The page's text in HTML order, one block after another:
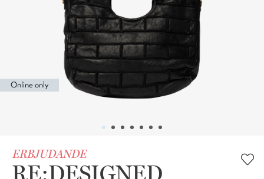
Online only
ERBJUDANDE
RE:DESIGNED